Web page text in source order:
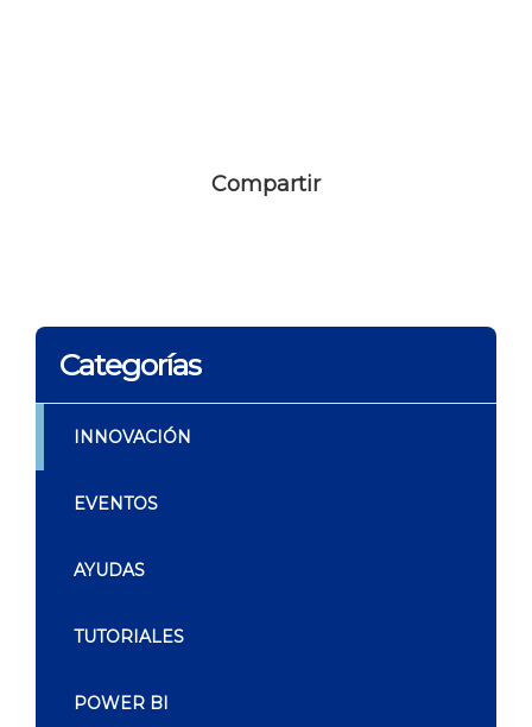
Compartir
Categorías
INNOVACIÓN
EVENTOS
AYUDAS
TUTORIALES
POWER BI